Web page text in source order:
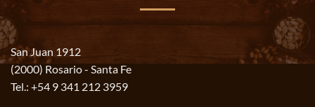
San Juan 1912
(2000) Rosario - Santa Fe
Tel.: +54 9 341 212 3959